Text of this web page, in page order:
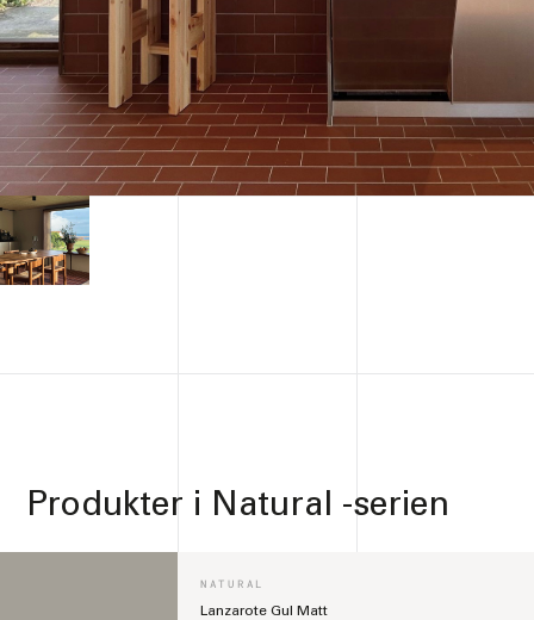
Produkter i Natural -serien
NATURAL
Lanzarote Gul Matt